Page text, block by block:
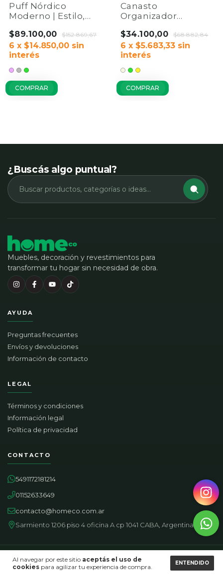
Al navegar por este sitio aceptás el uso de
cookies para agilizar tu experiencia de compra.
ENTENDIDO
Puff Nórdico
Moderno | Estilo,
Versatilidad
$89.100,00 $152.869,67
6 x $14.850,00 sin
interés
COMPRAR
Canasto
Organizador
de Algodón
$34.100,00 $68.882,84
6 x $5.683,33 sin
interés
COMPRAR
¿Buscás algo puntual?
Muebles, decoración y revestimientos para
transformar tu hogar sin necesidad de obra.
AYUDA
Preguntas frecuentes
Envíos y devoluciones
Información de contacto
LEGAL
Términos y condiciones
Información legal
Política de privacidad
CONTACTO
5491172181214
01152633649
contacto@homeco.com.ar
Sarmiento 1206 piso 4 oficina A cp 1041 CABA, Argentina.
MEDIOS DE PAGO